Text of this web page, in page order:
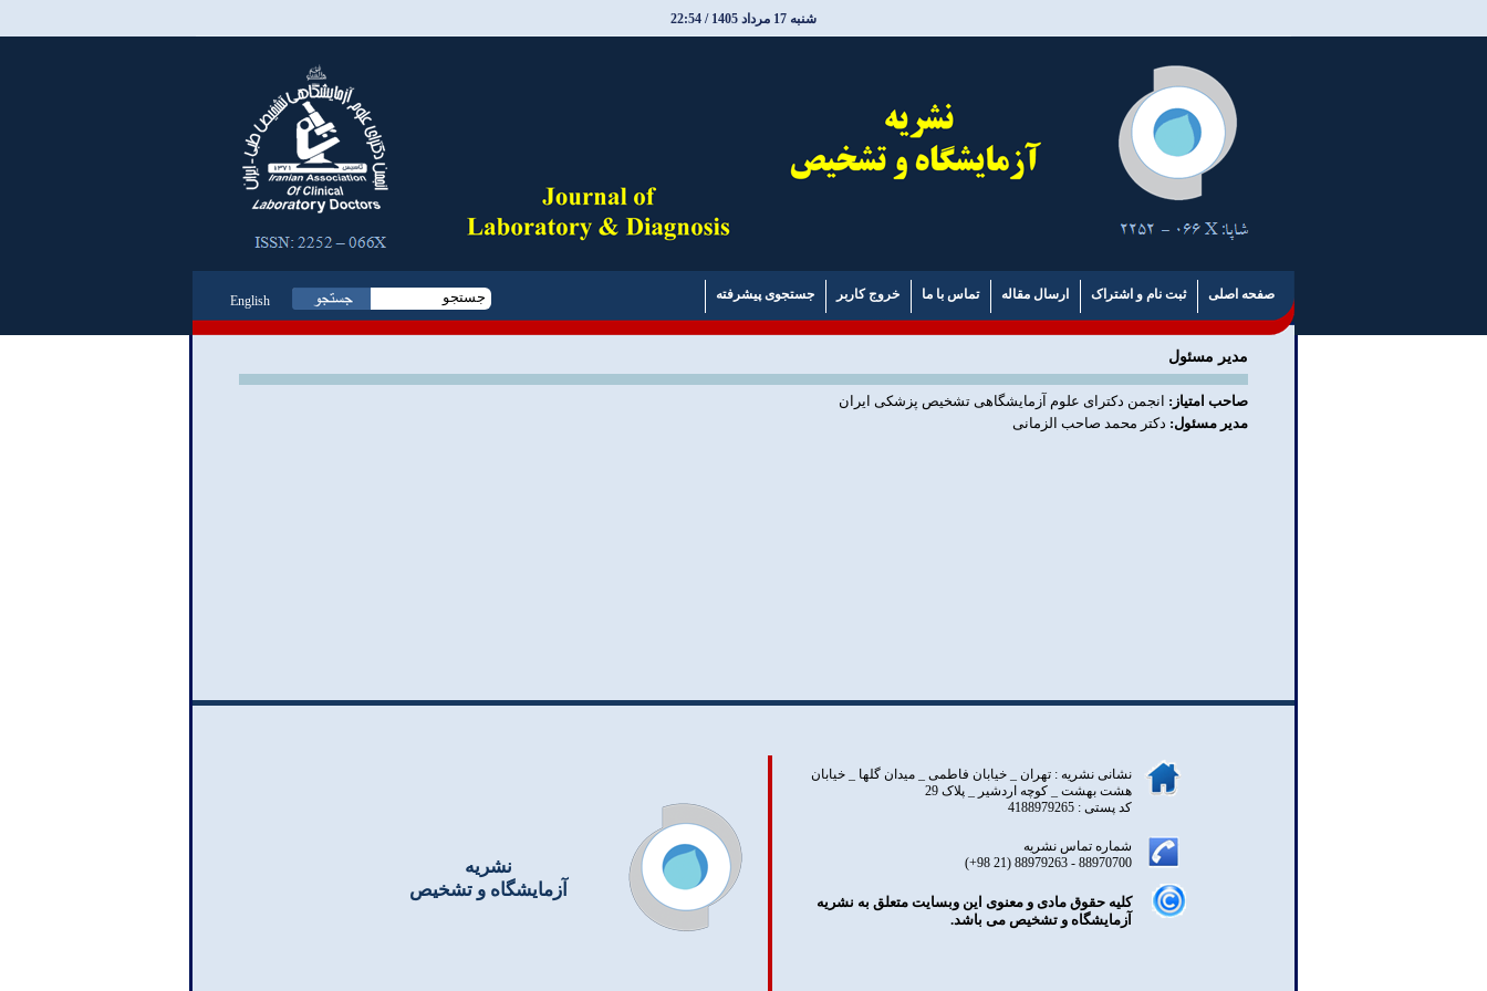
شنبه 17 مرداد 1405 / 22:54
English صفحه اصلی ثبت نام و اشتراک ارسال مقاله تماس با ما خروج کاربر جستجوی پیشرفته
مدیر مسئول
صاحب امتیاز: انجمن دکترای علوم آزمایشگاهی تشخیص پزشکی ایران
مدیر مسئول: دکتر محمد صاحب الزمانی
نشریه
آزمایشگاه و تشخیص
نشانی نشریه : تهران _ خيابان فاطمی _ ميدان گلها _ خيابان
هشت بهشت _ کوچه اردشير _ پلاک 29
کد پستی : 4188979265
شماره تماس نشریه
88970700 - 88979263 (21 98+)
کليه حقوق مادی و معنوی این وبسایت متعلق به نشریه
آزمایشگاه و تشخیص می باشد.